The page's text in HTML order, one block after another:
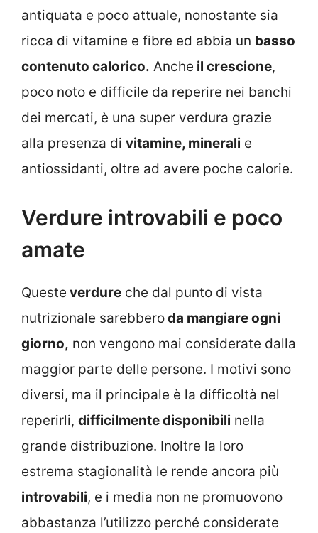
antiquata e poco attuale, nonostante sia
ricca di vitamine e fibre ed abbia un basso
contenuto calorico. Anche il crescione,
poco noto e difficile da reperire nei banchi
dei mercati, è una super verdura grazie
alla presenza di vitamine, minerali e
antiossidanti, oltre ad avere poche calorie.
Verdure introvabili e poco
amate
Queste verdure che dal punto di vista
nutrizionale sarebberoda mangiare ogni
giorno, non vengono mai considerate dalla
maggior parte delle persone. I motivi sono
diversi, ma il principale è la difficoltà nel
reperirli, difficilmente disponibili nella
grande distribuzione. Inoltre la loro
estrema stagionalità le rende ancora più
introvabili, e i media non ne promuovono
abbastanza l’utilizzo perché considerate